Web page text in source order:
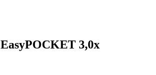
EasyPOCKET 3,0x